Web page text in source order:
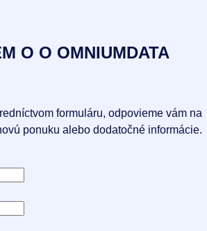
O O OMNIUMDATA
formuláru, odpovieme vám na
ponuku alebo dodatočné informácie.